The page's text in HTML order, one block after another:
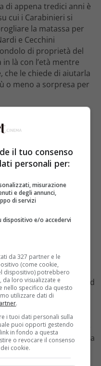
di appena tredici anni è
cui i Carabinieri si
la matassa per
e Cecchini
di proprietà del
là con l’età mentre
che le chiede di aiutarla
o meno a sorpresa per
andare a fondo in un
uccisa sul set di
in prima persona ed
di un’azione mirata
alto coefficiente di
sostituirla – con
– mentre, dalle
di dare una svolta alla
modo da poter
il tuo consenso
personali per:
misurazione
e degli annunci,
di servizi
dispositivo e/o accedervi
da 327 partner e le
(come cookie,
dispositivo) potrebbero
da loro visualizzate e
nello specifico da questo
utilizzare dati di
.
i tuoi dati personali sulla
puoi opporti gestendo
in fondo a questa
o revocare il consenso
cookie.